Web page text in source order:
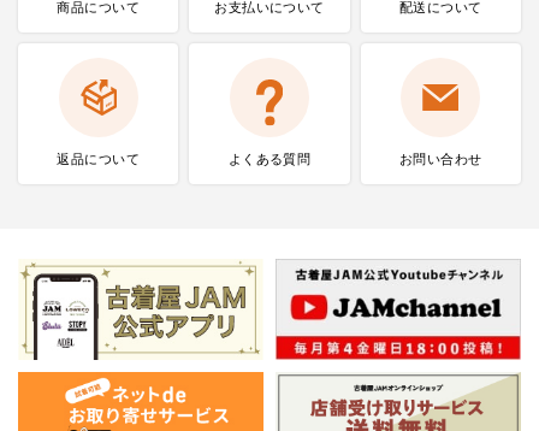
商品について お支払いについて 配送について
返品について よくある質問 お問い合わせ